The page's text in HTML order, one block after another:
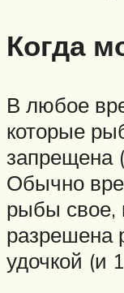
Когда
В любое
которые
запрещена
Обычно
рыбы свое,
разрешена
удочкой (и